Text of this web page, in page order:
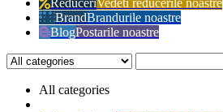
ReduceriVedeti reducerile noastre
BrandBrandurile noastre
BlogPostarile noastre
All categories